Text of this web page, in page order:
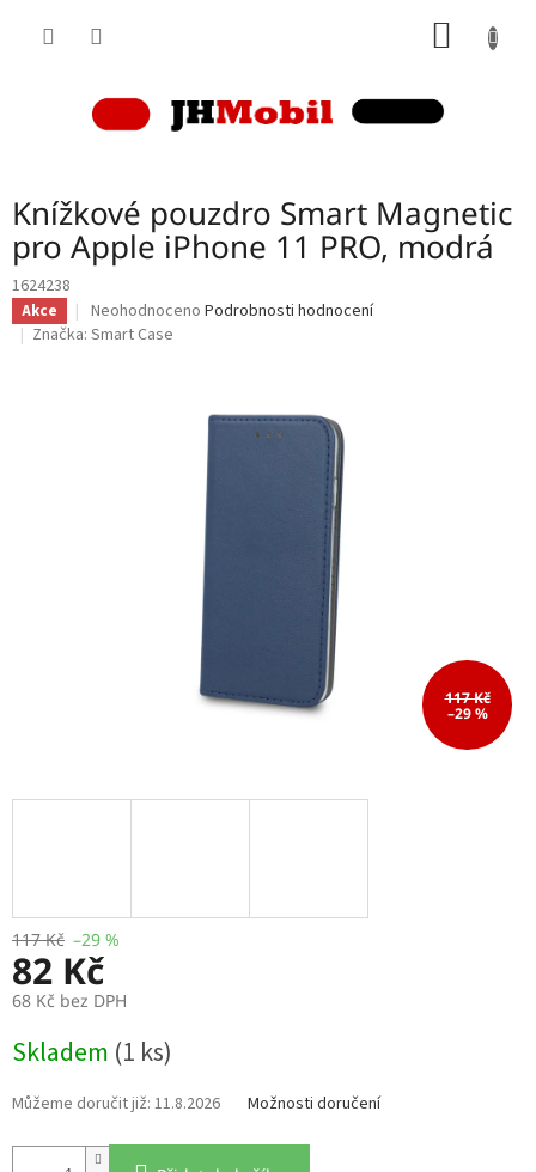
Knížkové pouzdro Smart Magnetic
pro Apple iPhone 11 PRO, modrá
1624238
Akce
Průměrné
hodnocení
Neohodnoceno Podrobnosti hodnocení
Značka: Smart Case
117 Kč
–29 %
117 Kč –29 %
82 Kč
68 Kč bez DPH
cena:
Skladem (1 ks)
11.8.2026 Možnosti doručení